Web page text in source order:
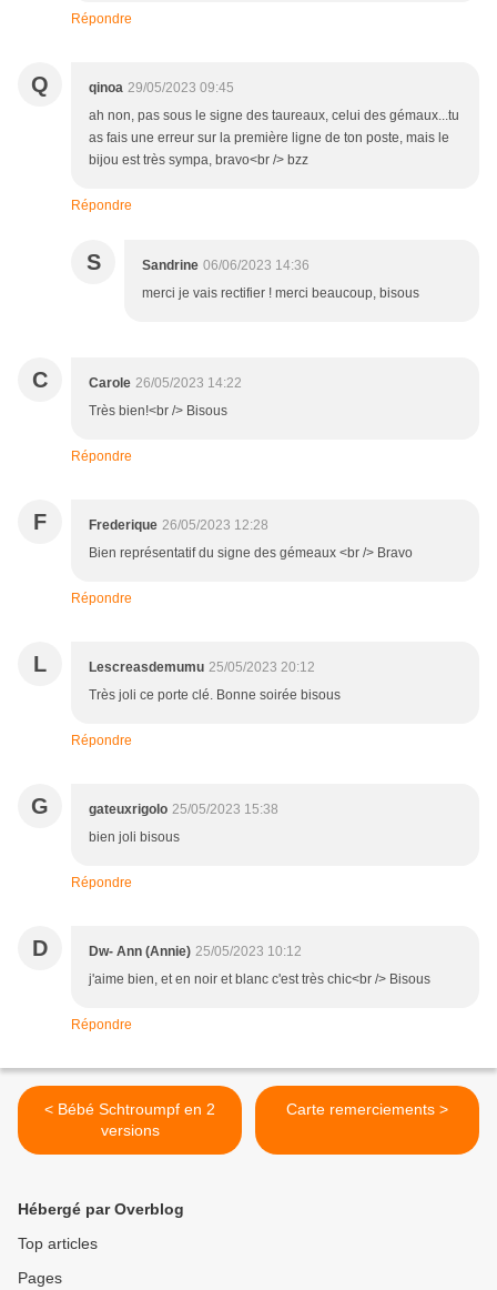
Répondre
Q qinoa 29/05/2023 09:45
ah non, pas sous le signe des taureaux, celui des gémaux...tu
as fais une erreur sur la première ligne de ton poste, mais le
bijou est très sympa, bravo<br /> bzz
Répondre
S Sandrine 06/06/2023 14:36
merci je vais rectifier ! merci beaucoup, bisous
C Carole 26/05/2023 14:22
Très bien!<br /> Bisous
Répondre
F Frederique 26/05/2023 12:28
Bien représentatif du signe des gémeaux <br /> Bravo
Répondre
L Lescreasdemumu 25/05/2023 20:12
Très joli ce porte clé. Bonne soirée bisous
Répondre
G gateuxrigolo 25/05/2023 15:38
bien joli bisous
Répondre
D Dw- Ann (Annie) 25/05/2023 10:12
j'aime bien, et en noir et blanc c'est très chic<br /> Bisous
Répondre
< Bébé Schtroumpf en 2
versions
Carte remerciements >
Hébergé par Overblog
Top articles
Pages